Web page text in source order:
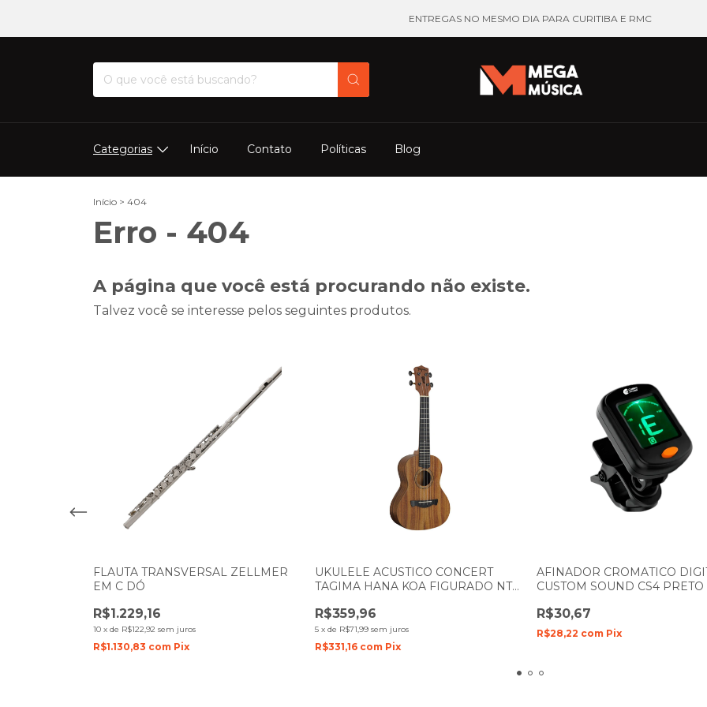
ENTREGAS NO MESMO DIA PARA CURITIBA E RMC
Categorias Início Contato Políticas Blog
Início > 404
Erro - 404
A página que você está procurando não existe.
Talvez você se interesse pelos seguintes produtos.
FLAUTA TRANSVERSAL ZELLMER
EM C DÓ
R$1.229,16
10 x de R$122,92 sem juros
R$1.130,83 com Pix
UKULELE ACUSTICO CONCERT
TAGIMA HANA KOA FIGURADO NTS
R$359,96
5 x de R$71,99 sem juros
R$331,16 com Pix
AFINADOR CROMATICO
CUSTOM SOUND CS4 PRETO
R$30,67
R$28,22 com Pix